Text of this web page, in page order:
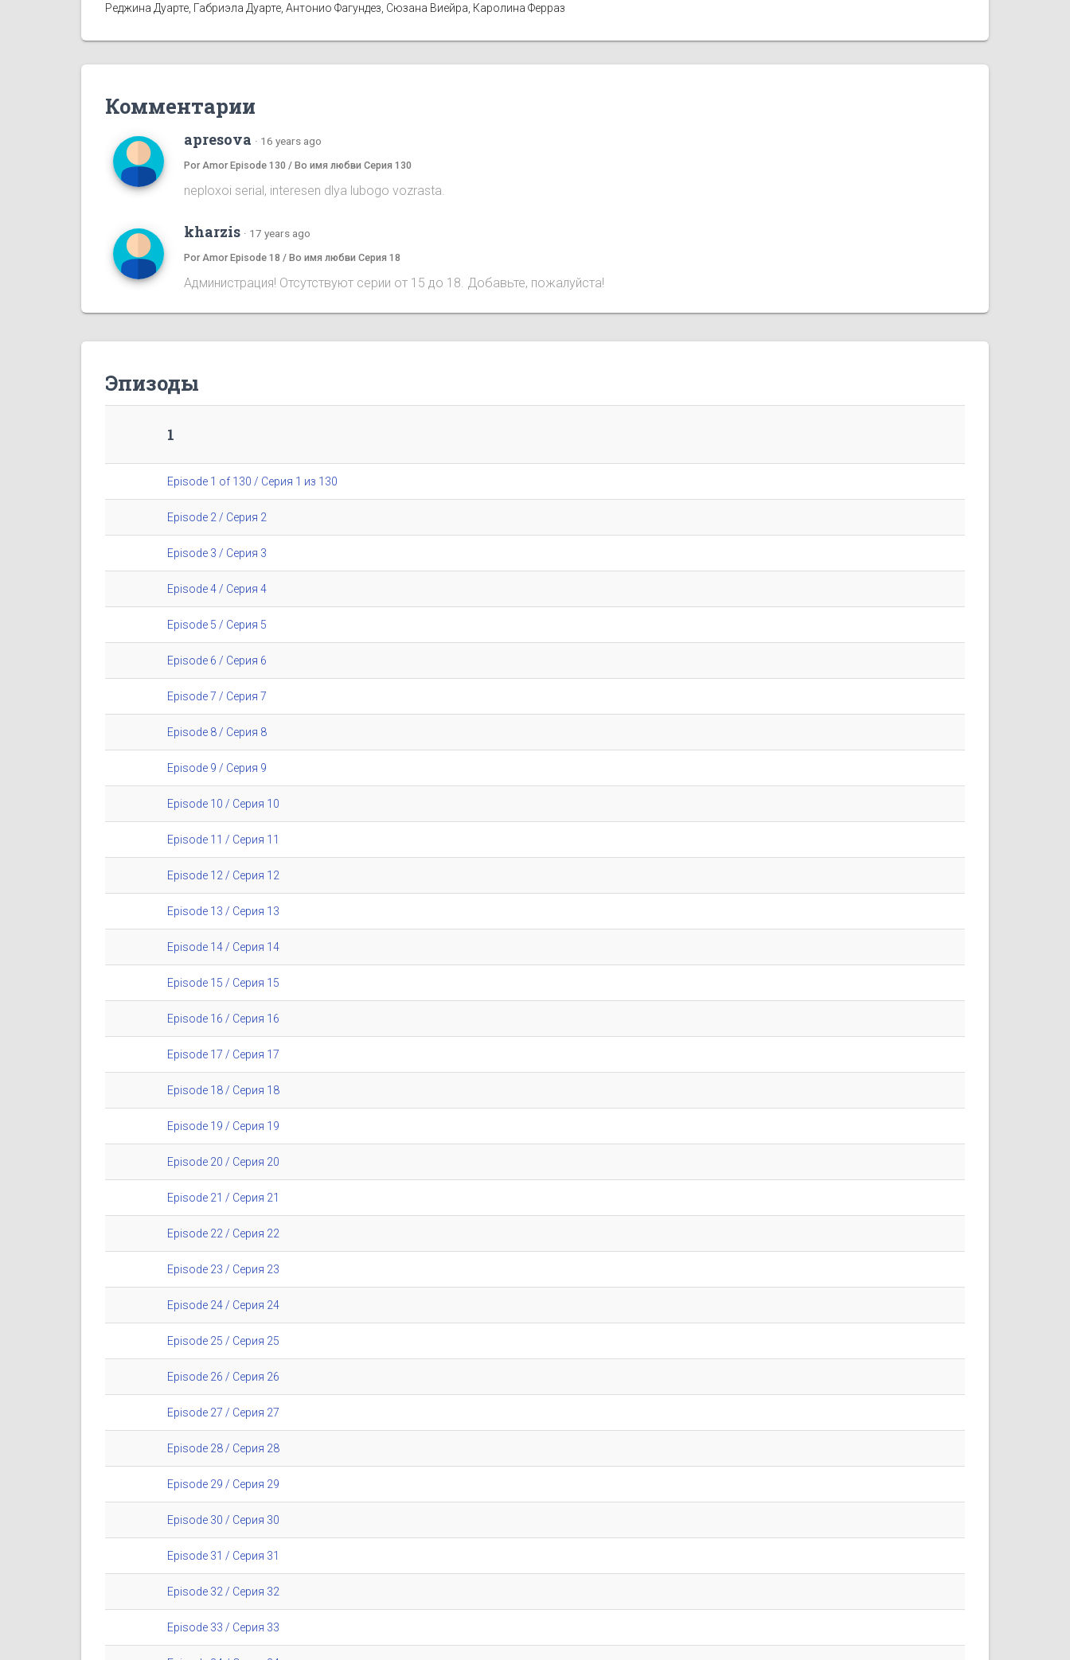
Реджина Дуарте, Габриэла Дуарте, Антонио Фагундез, Сюзана Виейра, Каролина Ферраз
Комментарии
apresova · 16 years ago
Por Amor Episode 130 / Во имя любви Серия 130
neploxoi serial, interesen dlya lubogo vozrasta.
kharzis · 17 years ago
Por Amor Episode 18 / Во имя любви Серия 18
Администрация! Отсутствуют серии от 15 до 18. Добавьте, пожалуйста!
Эпизоды
1
Episode 1 of 130 / Серия 1 из 130
Episode 2 / Серия 2
Episode 3 / Серия 3
Episode 4 / Серия 4
Episode 5 / Серия 5
Episode 6 / Серия 6
Episode 7 / Серия 7
Episode 8 / Серия 8
Episode 9 / Серия 9
Episode 10 / Серия 10
Episode 11 / Серия 11
Episode 12 / Серия 12
Episode 13 / Серия 13
Episode 14 / Серия 14
Episode 15 / Серия 15
Episode 16 / Серия 16
Episode 17 / Серия 17
Episode 18 / Серия 18
Episode 19 / Серия 19
Episode 20 / Серия 20
Episode 21 / Серия 21
Episode 22 / Серия 22
Episode 23 / Серия 23
Episode 24 / Серия 24
Episode 25 / Серия 25
Episode 26 / Серия 26
Episode 27 / Серия 27
Episode 28 / Серия 28
Episode 29 / Серия 29
Episode 30 / Серия 30
Episode 31 / Серия 31
Episode 32 / Серия 32
Episode 33 / Серия 33